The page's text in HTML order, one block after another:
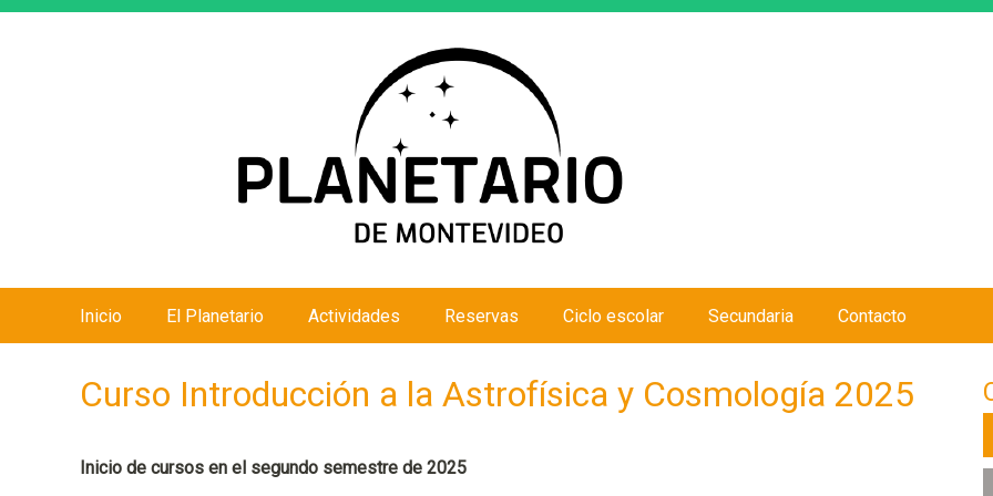
Curso Introducción a la Astrofísica y Cosmología 2025
Inicio de cursos en el segundo semestre de 2025
n
p
Inicio El Planetario Actividades Reservas Ciclo escolar Secundaria Contacto